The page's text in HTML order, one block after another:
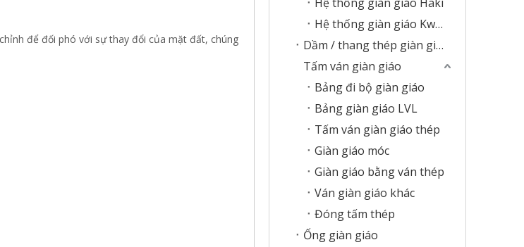
để đối phó với sự thay đổi của mặt đất, chúng
Hệ thống giàn giáo Kwikstage
Dầm / thang thép giàn giáo
Tấm ván giàn giáo
Bảng đi bộ giàn giáo
Bảng giàn giáo LVL
Tấm ván giàn giáo thép
Giàn giáo móc
Giàn giáo bằng ván thép
Ván giàn giáo khác
Đóng tấm thép
Ống giàn giáo